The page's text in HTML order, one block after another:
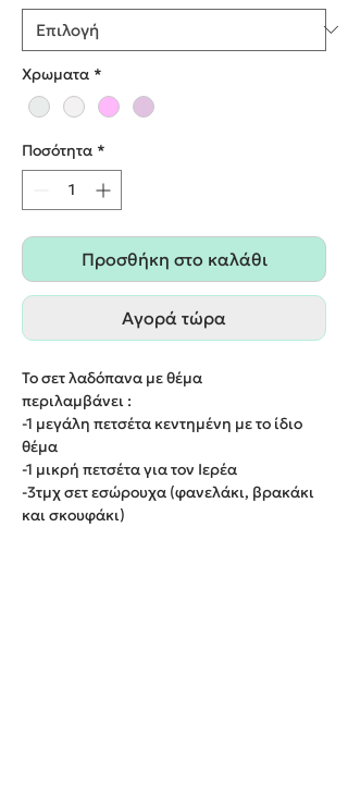
Χρωματα *
Ποσότητα *
Προσθήκη στο καλάθι
Αγορά τώρα
Το σετ λαδόπανα με θέμα
περιλαμβάνει :
-1 μεγάλη πετσέτα κεντημένη με το ίδιο
θέμα
-1 μικρή πετσέτα για τον Ιερέα
-3τμχ σετ εσώρουχα (φανελάκι, βρακάκι
και σκουφάκι)